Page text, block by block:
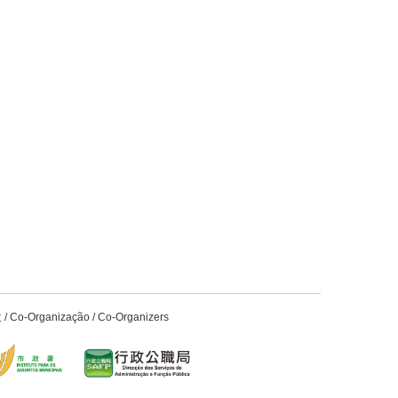
/ Co-Organização / Co-Organizers